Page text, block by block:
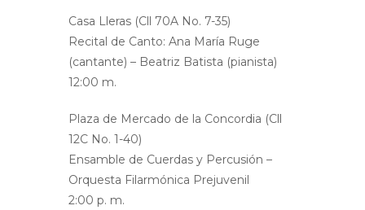
Casa Lleras (Cll 70A No. 7-35)
Recital de Canto: Ana María Ruge
(cantante) – Beatriz Batista (pianista)
12:00 m.
Plaza de Mercado de la Concordia (Cll
12C No. 1-40)
Ensamble de Cuerdas y Percusión –
Orquesta Filarmónica Prejuvenil
2:00 p. m.